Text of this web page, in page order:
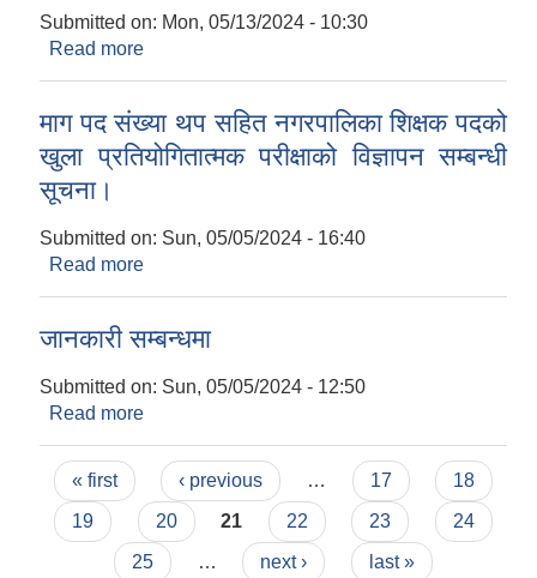
Submitted on: Mon, 05/13/2024 - 10:30
Read more
माग पद संख्या थप सहित नगरपालिका शिक्षक पदको
खुला प्रतियोगितात्मक परीक्षाको विज्ञापन सम्बन्धी
सूचना।
Submitted on: Sun, 05/05/2024 - 16:40
Read more
जानकारी सम्बन्धमा
Submitted on: Sun, 05/05/2024 - 12:50
Read more
Pages
« first ‹ previous … 17
18
19
20 21 22 23
24
25
… next › last »